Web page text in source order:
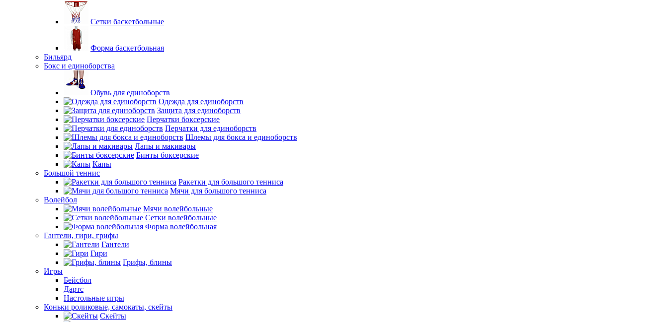
Сетки баскетбольные
Форма баскетбольная
Бильярд
Бокс и единоборства
Обувь для единоборств
Одежда для единоборств
Защита для единоборств
Перчатки боксерские
Перчатки для единоборств
Шлемы для бокса и единоборств
Лапы и макивары
Бинты боксерские
Капы
Большой теннис
Ракетки для большого тенниса
Мячи для большого тенниса
Волейбол
Мячи волейбольные
Сетки волейбольные
Форма волейбольная
Гантели, гири, грифы
Гантели
Гири
Грифы, блины
Игры
Бейсбол
Дартс
Настольные игры
Коньки роликовые, самокаты, скейты
Скейты